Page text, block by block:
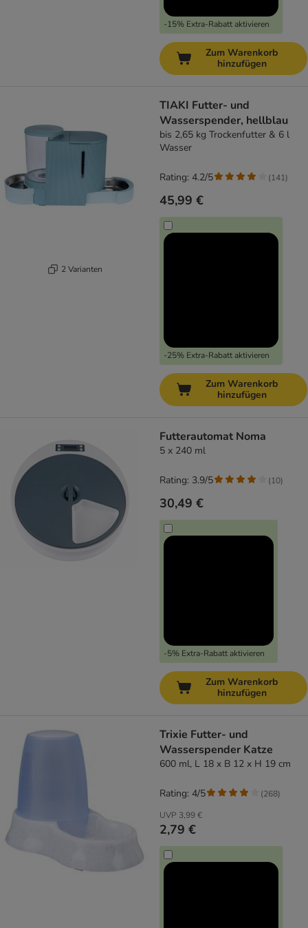
-15% Extra-Rabatt aktivieren
Zum Warenkorb
hinzufügen
2 Varianten
TIAKI Futter- und
Wasserspender, hellblau
bis 2,65 kg Trockenfutter & 6 l
Wasser
45,99 €
-25% Extra-Rabatt aktivieren
Rating: 4.2/5 (141)
Zum Warenkorb
hinzufügen
Futterautomat Noma
5 x 240 ml
30,49 €
-5% Extra-Rabatt aktivieren
Rating: 3.9/5 (10)
Zum Warenkorb
hinzufügen
Trixie Futter- und
Wasserspender Katze
600 ml, L 18 x B 12 x H 19 cm
UVP 3,99 €
2,79 €
Rating: 4/5 (268)